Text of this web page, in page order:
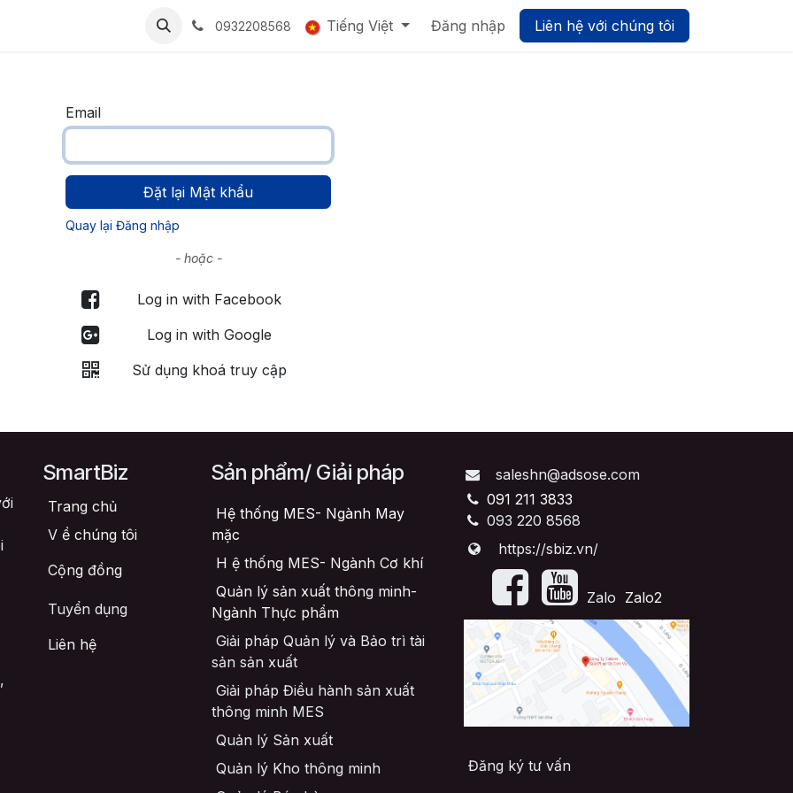
CỘNG ĐỒNG LIÊN HỆ Tuyển dụng SmartBiz UMP - Nền tảng Quản trị Hợp nhất
0932208568 Tiếng Việt Đăng nhập Liên hệ với chúng tôi
Email
Đặt lại Mật khẩu
Quay lại Đăng nhập
- hoặc -
Log in with Facebook
Log in with Google
Sử dụng khoá truy cập
SmartBiz
Trang chủ
V ề chúng tôi
Cộng đồng
Tuyển dụng
Liên hệ
Sản phẩm/ Giải pháp
Hệ thống MES- Ngành May
mặc
H ệ thống MES- Ngành Cơ khí
Quản lý sản xuất thông minh-
Ngành Thực phẩm
Giải pháp Quản lý và Bảo trì tài
sản sản xuất
Giải pháp Điều hành sản xuất
thông minh MES
Quản lý Sản xuất
Quản lý Kho thông minh
saleshn@adsose.com
091 211 3833
093 220 8568
https://sbiz.vn/
​Zalo Zalo2
Đăng ký tư vấn